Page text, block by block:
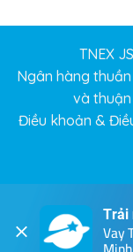
TNEX
Ngân hàng
và
Điều khoản &
Trải
Vay